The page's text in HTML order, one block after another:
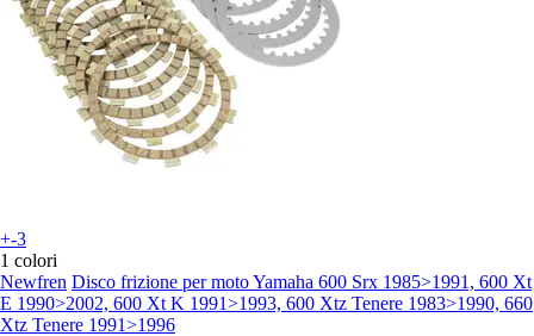
+-3
1 colori
Newfren Disco frizione per moto Yamaha 600 Srx 1985>1991, 600 Xt
E 1990>2002, 600 Xt K 1991>1993, 600 Xtz Tenere 1983>1990, 660
Xtz Tenere 1991>1996